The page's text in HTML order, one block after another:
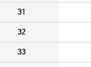
31
32
33